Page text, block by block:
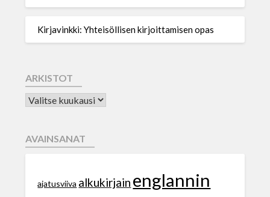
Kirjavinkki: Yhteisöllisen kirjoittamisen opas
ARKISTOT
AVAINSANAT
ajatusviiva alkukirjain englannin